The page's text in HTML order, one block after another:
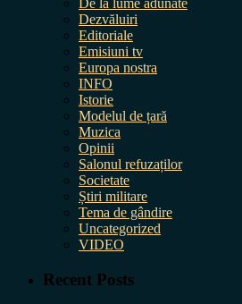
De la lume adunate
Dezvăluiri
Editoriale
Emisiuni tv
Europa nostra
INFO
Istorie
Modelul de țară
Muzica
Opinii
Salonul refuzaților
Societate
Știri militare
Tema de gândire
Uncategorized
VIDEO
Recent Posts